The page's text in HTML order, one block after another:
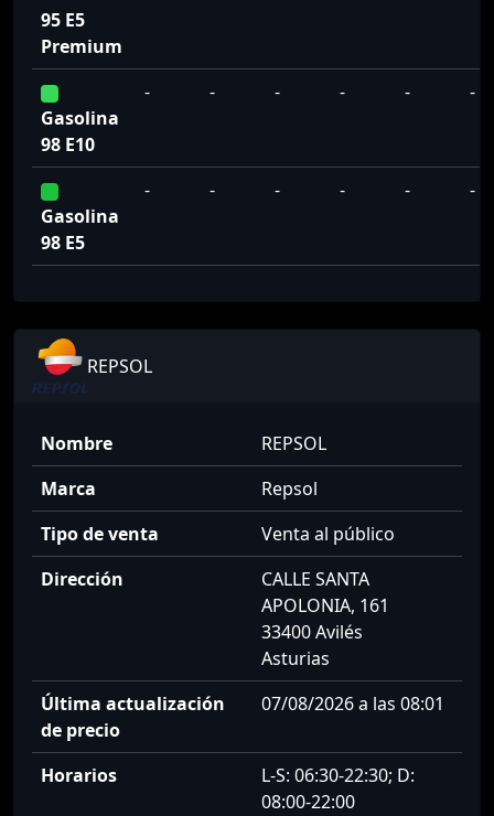
95 E5
Premium
Gasolina
98 E10
- - - - - -
Gasolina
98 E5
- - - - - -
REPSOL
Nombre
REPSOL
Marca
Repsol
Tipo de venta
Venta al público
Dirección
CALLE SANTA
APOLONIA, 161
33400 Avilés
Asturias
Última actualización
de precio
07/08/2026 a las 08:01
Horarios
L-S: 06:30-22:30; D:
08:00-22:00